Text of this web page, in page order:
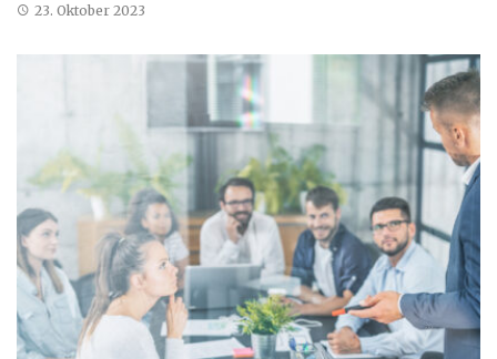
23. Oktober 2023